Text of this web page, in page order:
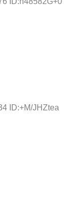
ID:+M/JHZtea